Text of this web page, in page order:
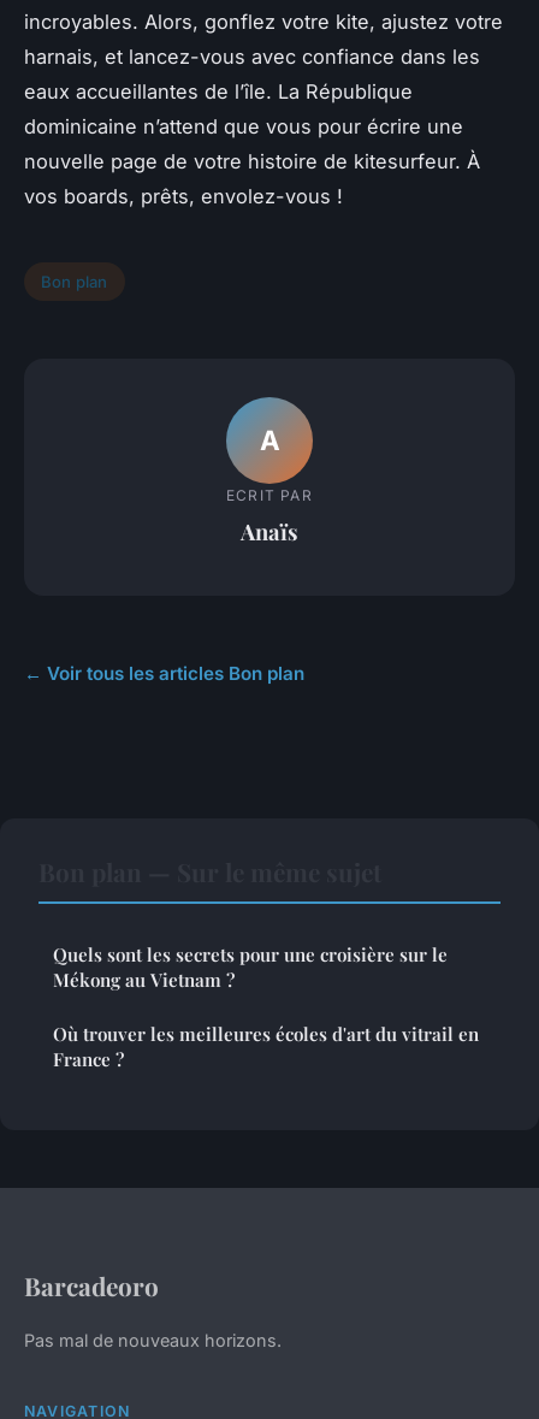
incroyables. Alors, gonflez votre kite, ajustez votre
harnais, et lancez-vous avec confiance dans les
eaux accueillantes de l’île. La République
dominicaine n’attend que vous pour écrire une
nouvelle page de votre histoire de kitesurfeur. À
vos boards, prêts, envolez-vous !
Bon plan
A
ECRIT PAR
Anaïs
← Voir tous les articles Bon plan
Quels sont les secrets pour une croisière sur le
Mékong au Vietnam ?
Où trouver les meilleures écoles d'art du vitrail en
France ?
Barcadeoro
Pas mal de nouveaux horizons.
NAVIGATION